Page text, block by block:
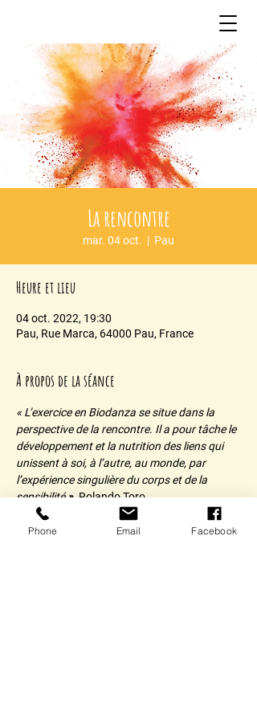
La rencontre
mar. 04 oct.
  |
Pau
Heure et lieu
04 oct. 2022, 19:30
Pau, Rue Marca, 64000 Pau, France
À propos de la séance
« L’exercice en Biodanza se situe dans la
perspective de la rencontre. Il a pour tâche le
développement et la nutrition des liens qui
unissent à soi, à l’autre, au monde, par
l’expérience singulière du corps et de la
sensibilité ». Rolando Toro
Phone Email Facebook